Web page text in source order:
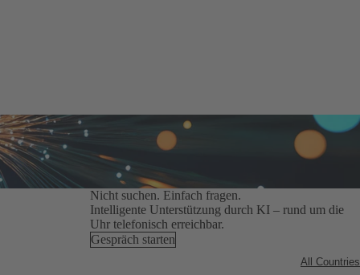
Nicht suchen. Einfach fragen.
Intelligente Unterstützung durch KI – rund um die
Uhr telefonisch erreichbar.
Gespräch starten
All Countries